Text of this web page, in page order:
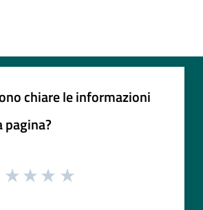
chiare le informazioni
pagina?